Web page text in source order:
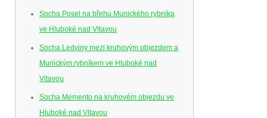
Socha Posel na břehu Munického rybníka
ve Hluboké nad Vltavou
Socha Ledviny mezi kruhovým objezdem a
Munickým rybníkem ve Hluboké nad
Vltavou
Socha Memento na kruhovém objezdu ve
Hluboké nad Vltavou